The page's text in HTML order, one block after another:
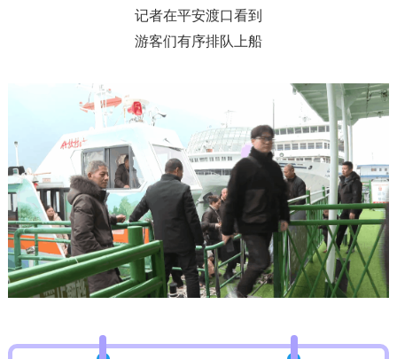
记者在平安渡口看到
游客们有序排队上船